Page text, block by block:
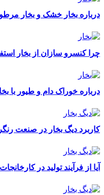
درباره بخار خشک و بخار
چرا کنسرو سازان از بخار
درباره خوراک دام و طیور با
کاربرد دیگ بخار در صنعت
آیا از فرآیند تولید در